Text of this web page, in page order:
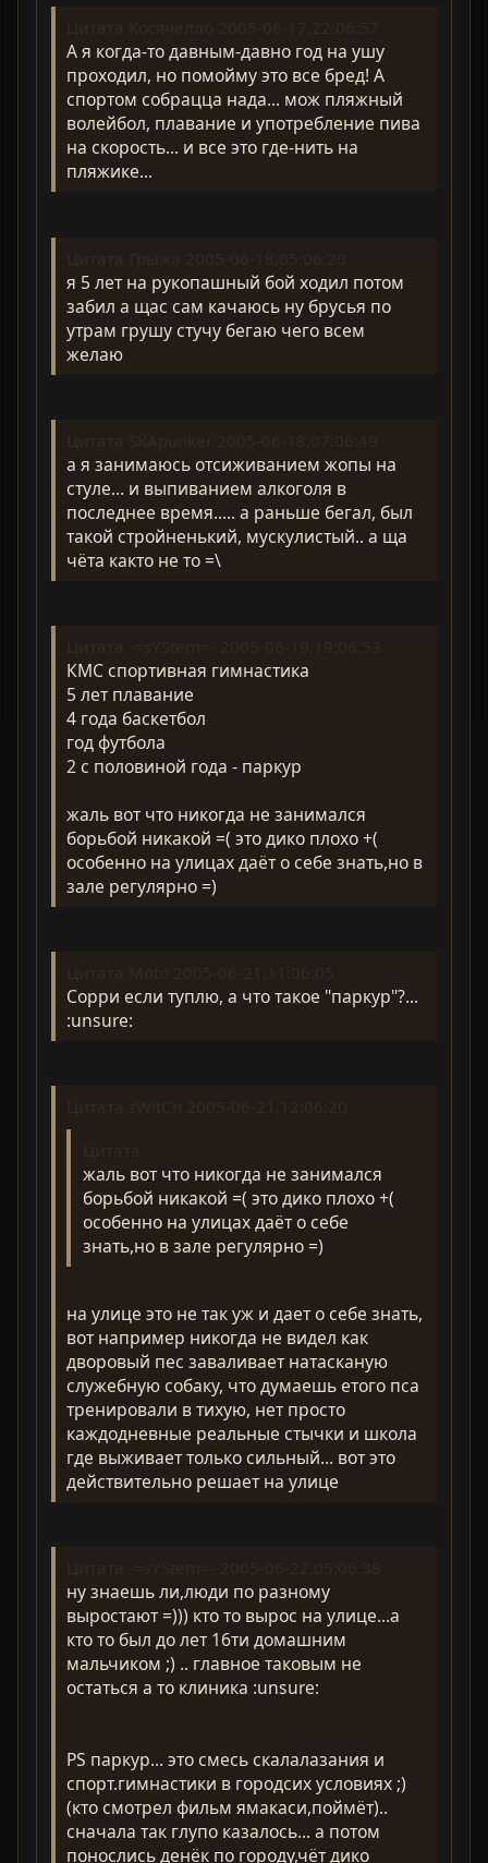
А я когда-то давным-давно год на ушу
проходил, но помойму это все бред! А
спортом собрацца нада... мож пляжный
волейбол, плавание и употребление пива
на скорость... и все это где-нить на
пляжике...
я 5 лет на рукопашный бой ходил потом
забил а щас сам качаюсь ну брусья по
утрам грушу стучу бегаю чего всем
желаю
а я занимаюсь отсиживанием жопы на
стуле... и выпиванием алкоголя в
последнее время..... а раньше бегал, был
такой стройненький, мускулистый.. а ща
чёта както не то =\
КМС спортивная гимнастика
5 лет плавание
4 года баскетбол
год футбола
2 с половиной года - паркур
жаль вот что никогда не занимался
борьбой никакой =( это дико плохо +(
особенно на улицах даёт о себе знать,но в
зале регулярно =)
Сорри если туплю, а что такое "паркур"?...
:unsure:
жаль вот что никогда не занимался
борьбой никакой =( это дико плохо +(
особенно на улицах даёт о себе
знать,но в зале регулярно =)
на улице это не так уж и дает о себе знать,
вот например никогда не видел как
дворовый пес заваливает натасканую
служебную собаку, что думаешь етого пса
тренировали в тихую, нет просто
каждодневные реальные стычки и школа
где выживает только сильный... вот это
действительно решает на улице
ну знаешь ли,люди по разному
выростают =))) кто то вырос на улице...а
кто то был до лет 16ти домашним
мальчиком ;) .. главное таковым не
остаться а то клиника :unsure:
PS паркур... это смесь скалалазания и
спорт.гимнастики в городсих условиях ;)
(кто смотрел фильм ямакаси,поймёт)..
сначала так глупо казалось... а потом
понослись денёк по городу,чёт дико